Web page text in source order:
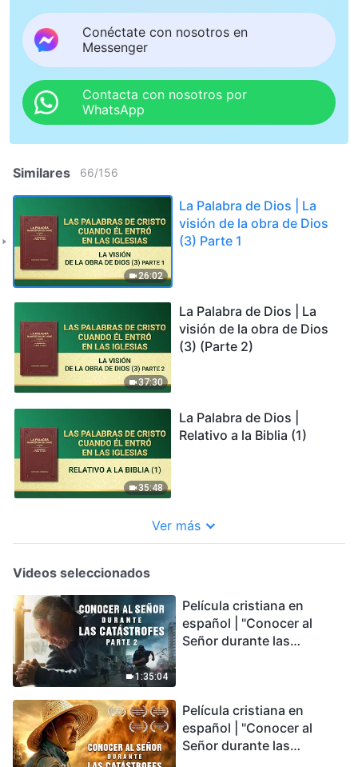
Conéctate con nosotros en
Messenger
Contacta con nosotros por
WhatsApp
Similares 66/156
26:02
La Palabra de Dios | La
visión de la obra de Dios
(3) Parte 1
37:30
La Palabra de Dios | La
visión de la obra de Dios
(3) (Parte 2)
35:48
La Palabra de Dios |
Relativo a la Biblia (1)
Ver más
Videos seleccionados
1:35:04
Película cristiana en
español | "Conocer al
Señor durante las
podemos sobrevivir?
Película cristiana en
español | "Conocer al
Señor durante las